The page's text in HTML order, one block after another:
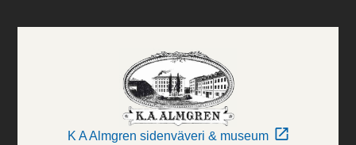
K A Almgren sidenväveri & museum